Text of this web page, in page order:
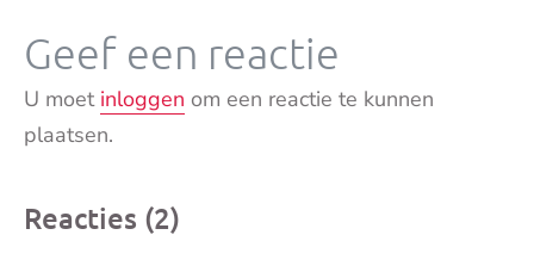
Geef een reactie
U moet inloggen om een reactie te kunnen
plaatsen.
Reacties (2)